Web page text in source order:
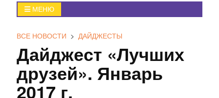
Главное
меню
МЕНЮ
ВСЕ НОВОСТИ > ДАЙДЖЕСТЫ
Дайджест «Лучших
друзей». Январь
2017 г.